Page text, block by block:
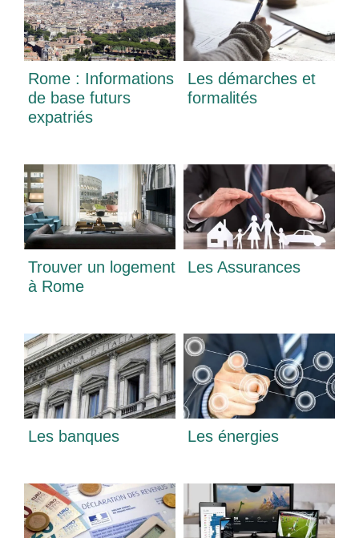
Rome : Informations
de base futurs
expatriés
Les démarches et
formalités
Trouver un logement
à Rome
Les Assurances
Les banques Les énergies